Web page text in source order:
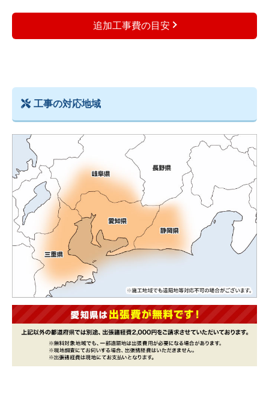
追加工事費の目安
工事の対応地域